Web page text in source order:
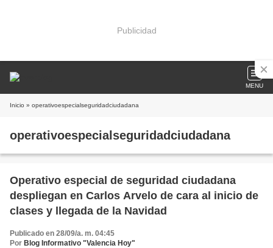
Publicidad
MENU
Inicio » operativoespecialseguridadciudadana
operativoespecialseguridadciudadana
Operativo especial de seguridad ciudadana
despliegan en Carlos Arvelo de cara al inicio de
clases y llegada de la Navidad
Publicado en 28/09/a. m. 04:45
Por Blog Informativo "Valencia Hoy"